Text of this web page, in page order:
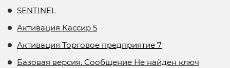
SENTINEL
Активация Кассир 5
Активация Торговое предприятие 7
Базовая версия. Сообщение Не найден ключ